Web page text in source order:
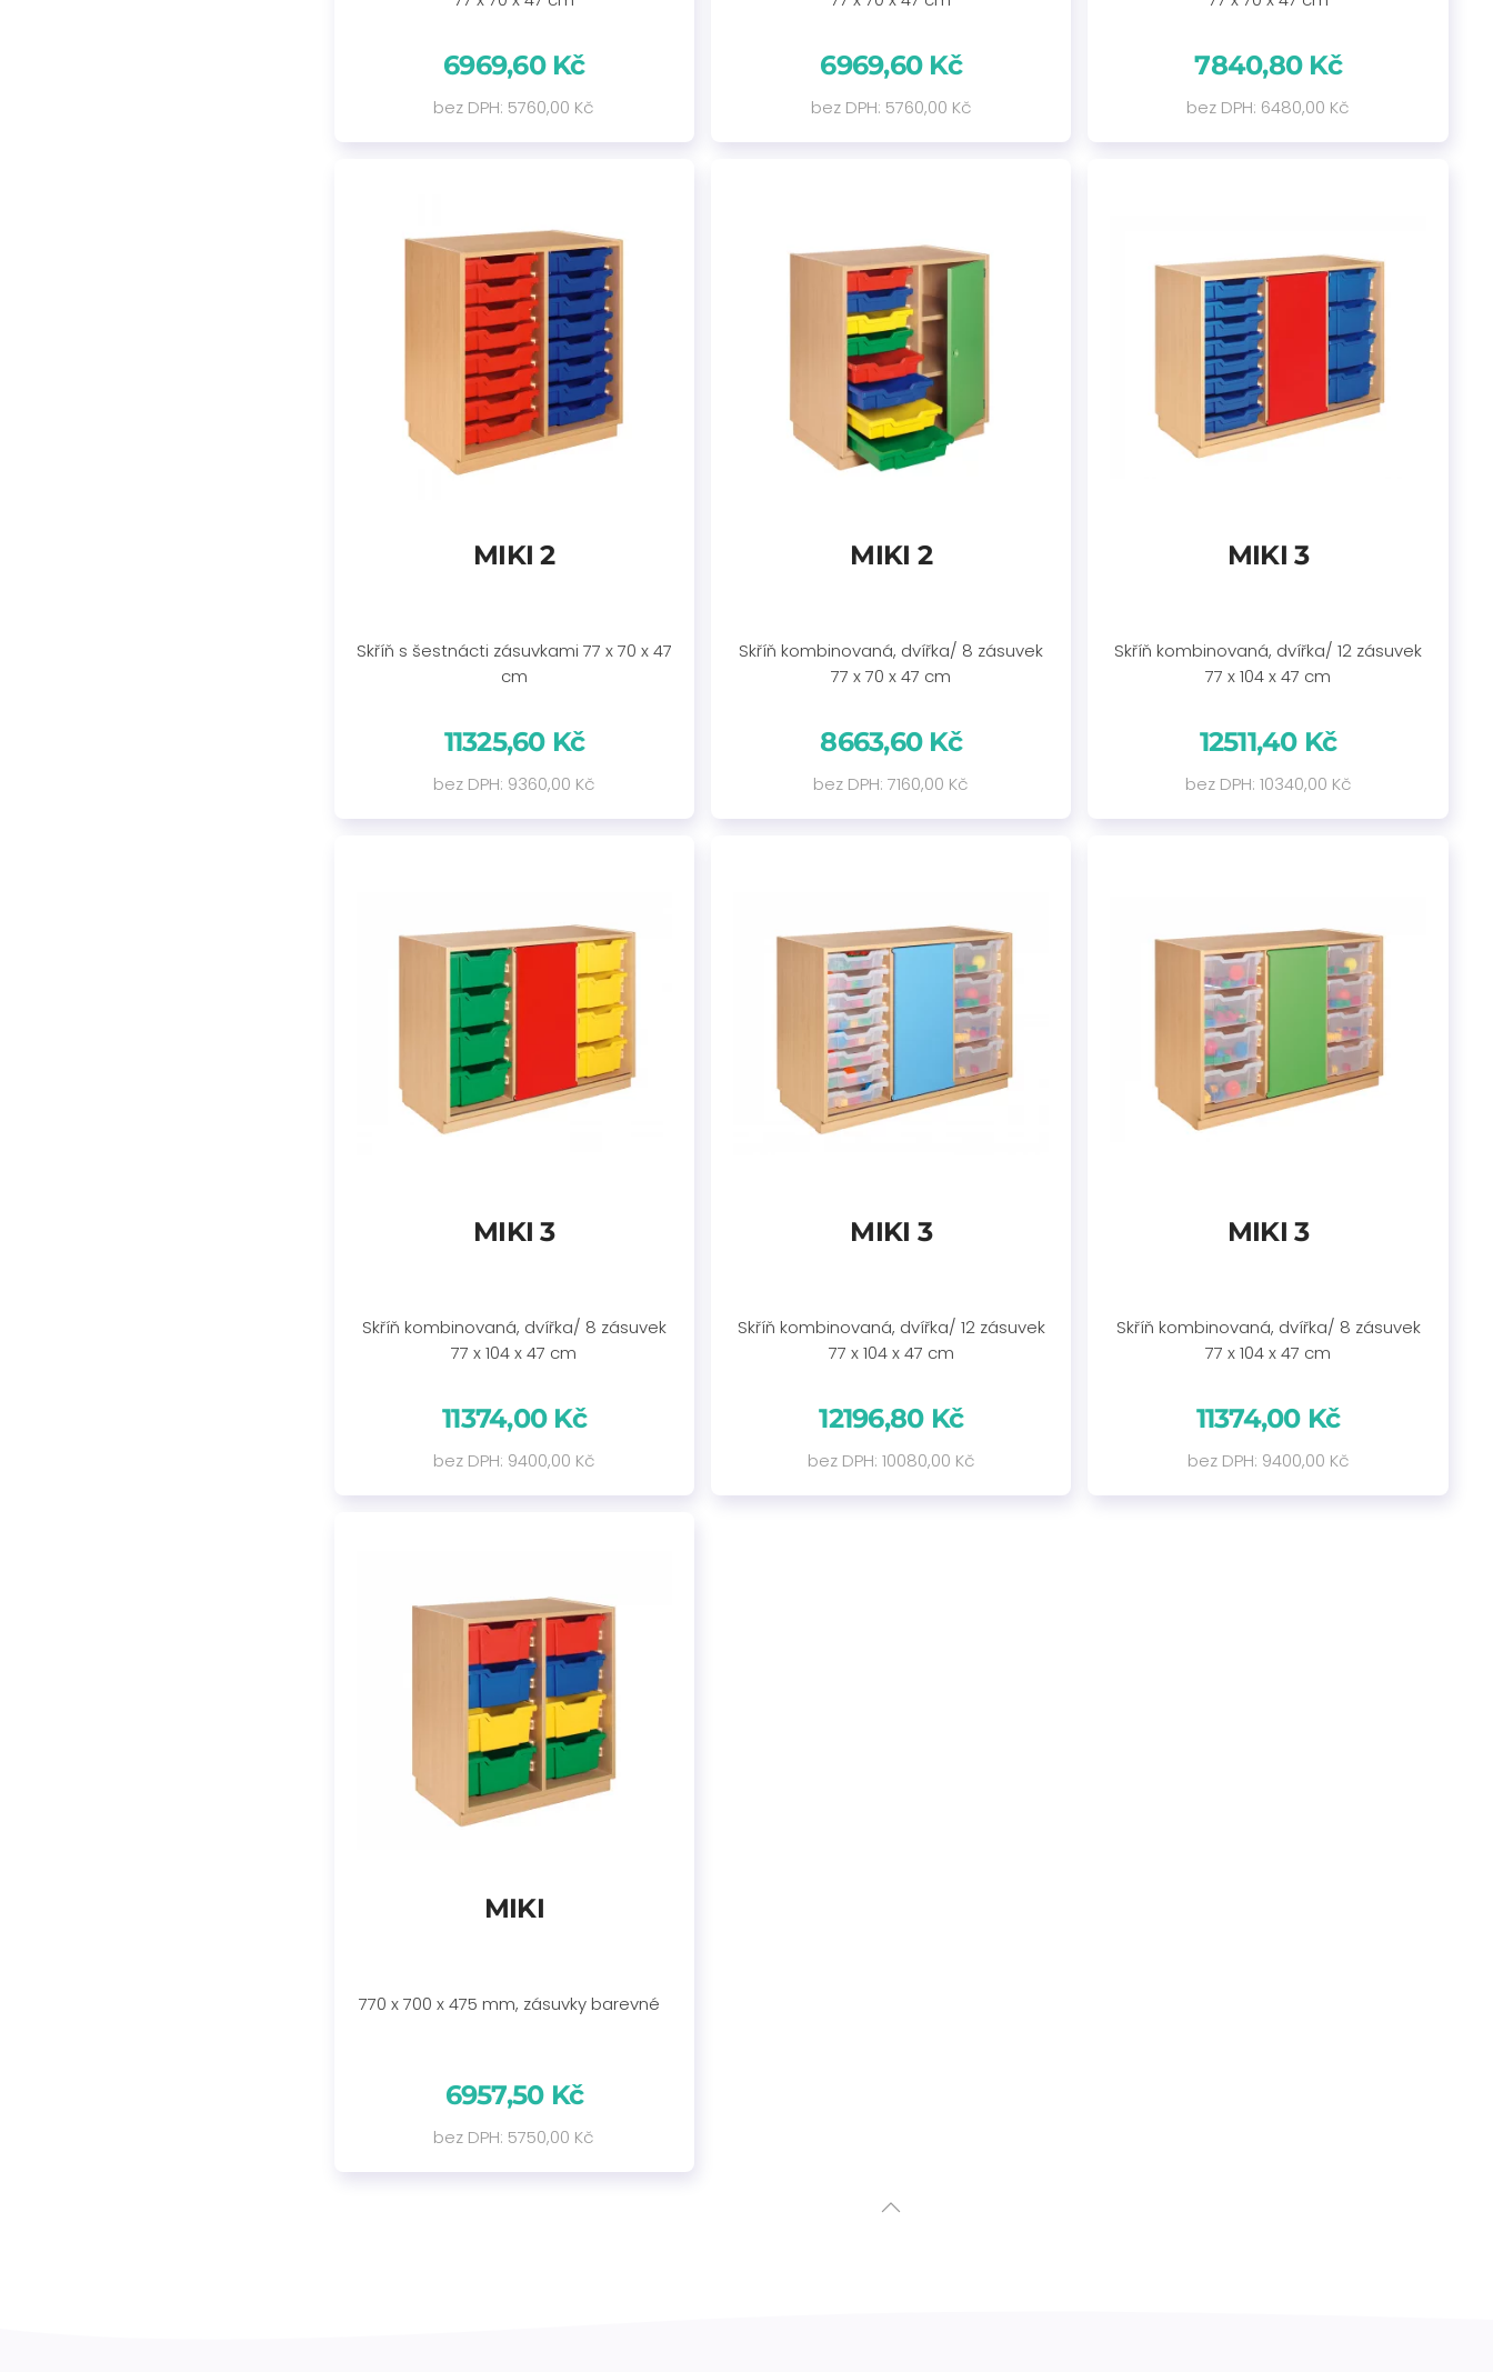
6969,60 Kč
bez DPH: 5760,00 Kč
6969,60 Kč
bez DPH: 5760,00 Kč
7840,80 Kč
bez DPH: 6480,00 Kč
MIKI 2
Skříň s šestnácti zásuvkami 77 x 70 x 47
cm
11325,60 Kč
bez DPH: 9360,00 Kč
MIKI 2
Skříň kombinovaná, dvířka/ 8 zásuvek
77 x 70 x 47 cm
8663,60 Kč
bez DPH: 7160,00 Kč
MIKI 3
Skříň kombinovaná, dvířka/ 12 zásuvek
77 x 104 x 47 cm
12511,40 Kč
bez DPH: 10340,00 Kč
MIKI 3
Skříň kombinovaná, dvířka/ 8 zásuvek
77 x 104 x 47 cm
11374,00 Kč
bez DPH: 9400,00 Kč
MIKI 3
Skříň kombinovaná, dvířka/ 12 zásuvek
77 x 104 x 47 cm
12196,80 Kč
bez DPH: 10080,00 Kč
MIKI 3
Skříň kombinovaná, dvířka/ 8 zásuvek
77 x 104 x 47 cm
11374,00 Kč
bez DPH: 9400,00 Kč
MIKI
770 x 700 x 475 mm, zásuvky barevné
6957,50 Kč
bez DPH: 5750,00 Kč